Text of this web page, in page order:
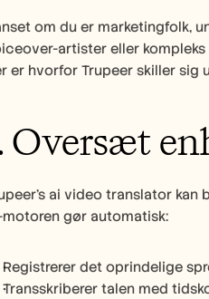
om du er marketingfolk,
artister eller kompleks
er hvorfor Trupeer skiller sig
Oversæt
ai video translator
motoren gør automatisk:
Registrerer det oprindelige
Transskriberer talen med